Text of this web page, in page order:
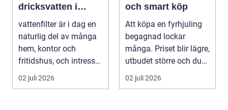
dricksvatten i
vardagen
vattenfilter är i dag en
naturlig del av många
hem, kontor och
fritidshus, och intresset
ökar för va...
02 juli 2026
och smart köp
Att köpa en fyrhjuling
begagnad lockar
många. Priset blir lägre,
utbudet större och du
kan ofta få e...
02 juli 2026